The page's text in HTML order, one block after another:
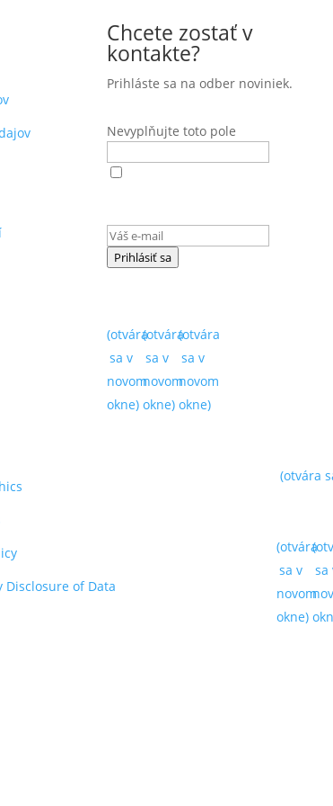
Chcete zostať v
kontakte?
Prihláste sa na odber noviniek.
Nevyplňujte toto pole
Prihlásiť sa
(otvára
sa v
novom
okne)
(otvára
sa v
novom
okne)
(otvára
sa v
novom
okne)
Disclosure of Data
(otvára
(otvára
sa v
novom
okne)
sa